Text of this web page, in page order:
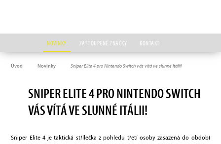
NOVINKY ZASTOUPENÉ ZNAČKY KONTAKT
Úvod Novinky Sniper Elite 4 pro Nintendo Switch vás vítá ve slunné Itálii!
SNIPER ELITE 4 PRO NINTENDO SWITCH
VÁS VÍTÁ VE SLUNNÉ ITÁLII!
Sniper Elite 4 je taktická střílečka z pohledu třetí osoby zasazená do období